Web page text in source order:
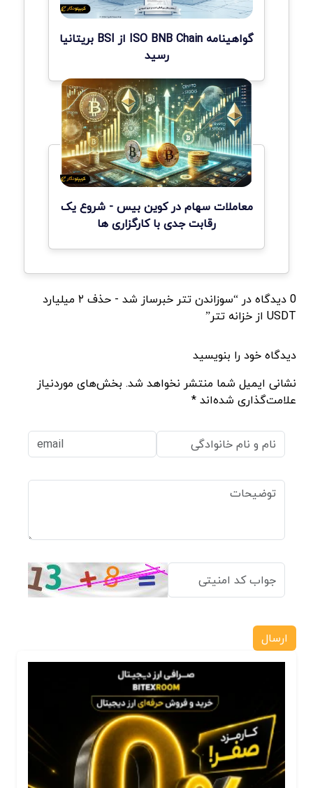
گواهینامه ISO BNB Chain از BSI بریتانیا
رسید
معاملات سهام در کوین بیس - شروع یک
رقابت جدی با کارگزاری ها
0 دیدگاه در “سوزاندن تتر خبرساز شد - حذف ۲ میلیارد
USDT از خزانه تتر”
دیدگاه خود را بنویسید
نشانی ایمیل شما منتشر نخواهد شد. بخش‌های موردنیاز
علامت‌گذاری شده‌اند *
ارسال